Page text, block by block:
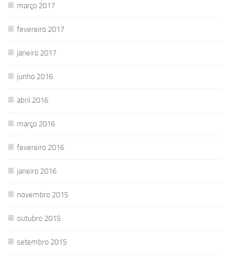
março 2017
fevereiro 2017
janeiro 2017
junho 2016
abril 2016
março 2016
fevereiro 2016
janeiro 2016
novembro 2015
outubro 2015
setembro 2015